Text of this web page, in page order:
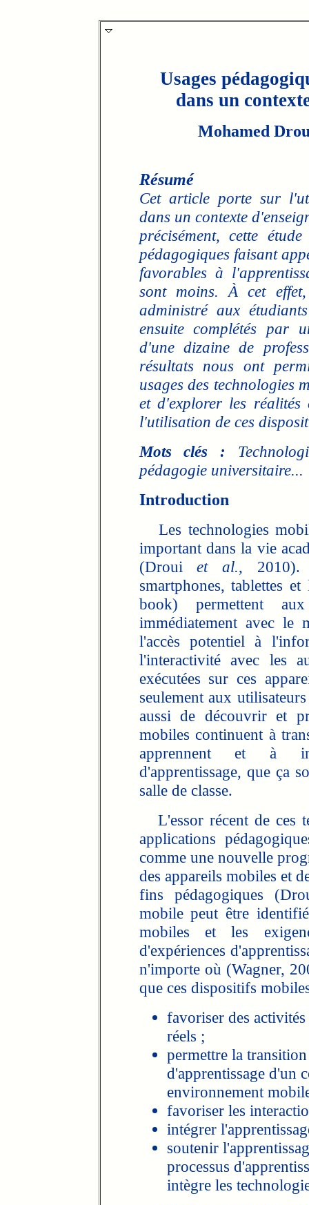
Usages
dans un
Mohamed
Résumé
Cet article porte sur
dans un contexte
précisément, cette
pédagogiques faisant
favorables à
sont moins. À cet
administré aux
ensuite complétés par
d'une dizaine de
résultats nous ont
usages des technologies
et d'explorer les
l'utilisation de ces
Mots clés :
pédagogie universitaire...
Introduction
Les technologies
important dans la vie
(Drouiet al., 2010).
smartphones, tablettes
book) permettent
immédiatement avec le
l'accès potentiel à
l'interactivité avec les
exécutées sur ces
seulement aux
aussi de découvrir et
mobiles continuent à
apprennent et à
d'apprentissage, que ça
salle de classe.
L'essor récent de ces
applications
comme une nouvelle
des appareils mobiles et
fins pédagogiques
mobile peut être
mobiles et les
d'expériences
n'importe où (Wagner,
que ces dispositifs
favoriser des activités
réels ;
permettre la
d'apprentissage d'un
environnement
favoriser les
intégrer
soutenir
processus
intègre les